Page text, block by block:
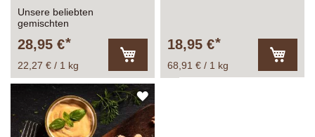
Unsere beliebten
gemischten
super zum verschenken!
28,95 €
22,27 € / 1 kg
den
Warenkorb
18,95 €
68,91 € / 1 kg
den
ZUR
WUNSCHLISTE